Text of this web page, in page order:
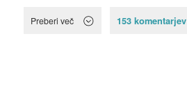
Preberi več 153 komentarjev